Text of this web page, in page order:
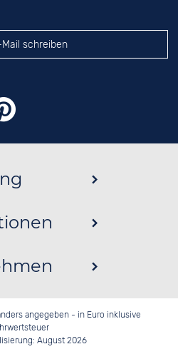
Mail schreiben
angegeben - in Euro inklusive
August 2026